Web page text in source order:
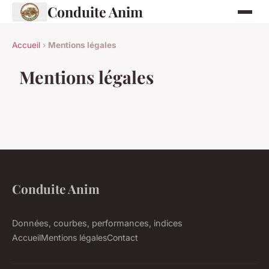
Conduite Anim
Accueil › Mentions légales
Mentions légales
Conduite Anim
Données, courbes, performances, indices
AccueilMentions légalesContact